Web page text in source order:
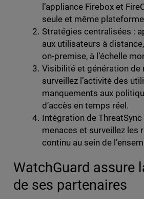
l’appliance Firebox et
seule et même
Stratégies centralisées :
aux utilisateurs à
on-premise, à l’échelle
Visibilité et génération de
surveillez l’activité des
manquements aux
d’accès en temps réel.
Intégration de ThreatSync
menaces et surveillez les
continu au sein de
WatchGuard assure
de ses partenaires